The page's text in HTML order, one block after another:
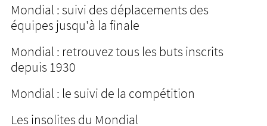
Mondial : suivi des déplacements des
équipes jusqu'à la finale
Mondial : retrouvez tous les buts inscrits
depuis 1930
Mondial : le suivi de la compétition
Les insolites du Mondial